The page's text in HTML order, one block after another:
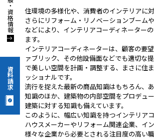
資料請求
住環境の多様化や、消費者のインテリアに
さらにリフォーム・リノベーションブーム
などにより、インテリアコーディネーター
ます。
インテリアコーディネーターは、顧客の要
ァブリック、その他設備面などでも適切な
で美しい空間を計画・調整する、まさに住
ッショナルです。
流行を捉えた最新の商品知識はもちろん、
知識のほか、建築物の内部空間をプロデュ
建築に対する知識も備えています。
このように、幅広い知識を持つインテリア
ハウスメーカーやリフォーム関連企業、イ
様々な企業から必要とされる注目度の高い職